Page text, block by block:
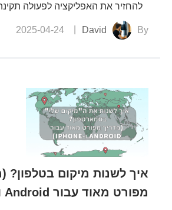
להחזיר את האפליקציה לפעולה
By
David
2025-04-24
איך לשנות מיקום בטלפון?
מפורט מאוד עבור Android ו-iPhone)